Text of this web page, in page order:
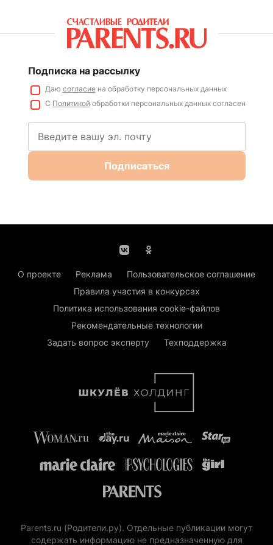
Подписка на рассылку
Даю согласиена обработку персональных данных
С Политикойобработки персональных данных согласен
Подписаться
О проекте Реклама
Пользовательское соглашение
Правила участия в конкурсах
Политика использования cookie-файлов
Рекомендательные технологии
Задать вопрос эксперту
Техподдержка
Parents.ru (Родители.ру). Отдельные публикации могут
содержать информацию не предназначенную для